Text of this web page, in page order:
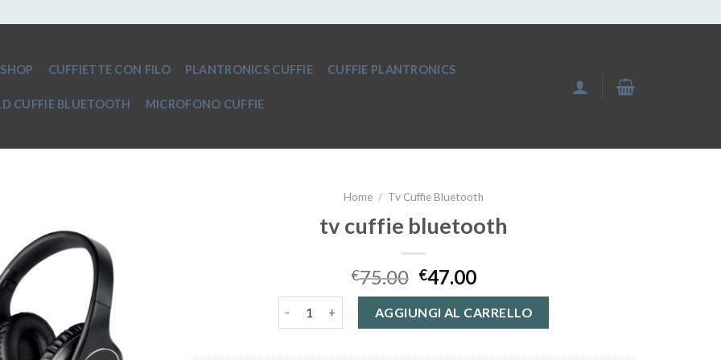
SHOP CUFFIETTE CON FILO PLANTRONICS CUFFIE CUFFIE PLANTRONICS
CUFFIE BLUETOOTH MICROFONO CUFFIE
Home / Tv Cuffie Bluetooth
tv cuffie bluetooth
€75.00 €47.00
AGGIUNGI AL CARRELLO